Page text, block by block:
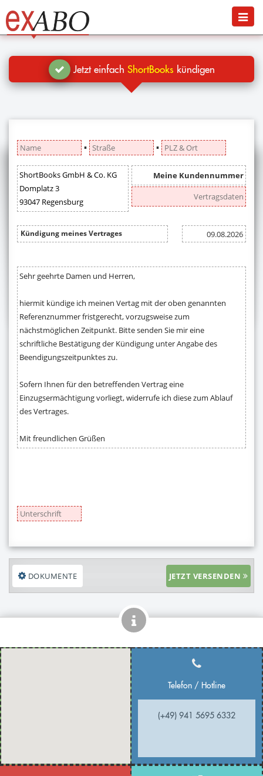
Jetzt kündigen
Blog
Hilfe
Menü
Jetzt einfach ShortBooks kündigen
▪ ▪
DOKUMENTE JETZT VERSENDEN
Telefon / Hotline
(+49) 941 5695 6332